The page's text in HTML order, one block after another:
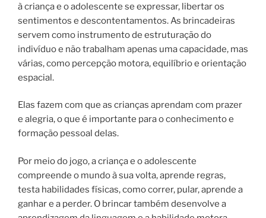
à criança e o adolescente se expressar, libertar os
sentimentos e descontentamentos. As brincadeiras
servem como instrumento de estruturação do
indivíduo e não trabalham apenas uma capacidade, mas
várias, como percepção motora, equilíbrio e orientação
espacial.
Elas fazem com que as crianças aprendam com prazer
e alegria, o que é importante para o conhecimento e
formação pessoal delas.
Por meio do jogo, a criança e o adolescente
compreende o mundo à sua volta, aprende regras,
testa habilidades físicas, como correr, pular, aprende a
ganhar e a perder. O brincar também desenvolve a